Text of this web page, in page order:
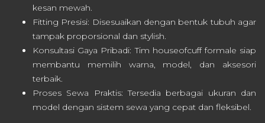
kesan mewah.
Fitting Presisi: Disesuaikan dengan bentuk tubuh agar
tampak proporsional dan stylish.
Konsultasi Gaya Pribadi: Tim houseofcuff formale siap
membantu memilih warna, model, dan aksesori
terbaik.
Proses Sewa Praktis: Tersedia berbagai ukuran dan
model dengan sistem sewa yang cepat dan fleksibel.